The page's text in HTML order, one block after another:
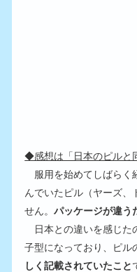
◆感想は「日本のピルと
服用を始めてしばらく
んでいたピル（ヤーズ、
せん。パッケージが違う
日本との違いを感じた
子型になっており、ピル
しく記載されていたこと